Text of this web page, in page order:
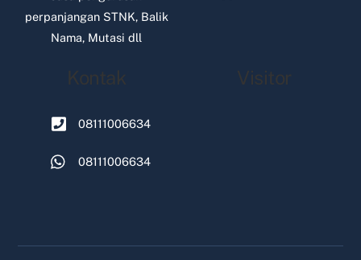
perpanjangan STNK, Balik
Nama, Mutasi dll
Kontak
08111006634
08111006634
Visitor